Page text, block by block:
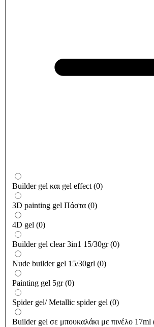
Builder gel και gel effect (0)
3D painting gel Πάστα (0)
4D gel (0)
Builder gel clear 3in1 15/30gr (0)
Nude builder gel 15/30grl (0)
Painting gel 5gr (0)
Spider gel/ Metallic spider gel (0)
Builder gel σε μπουκαλάκι με πινέλο 17ml